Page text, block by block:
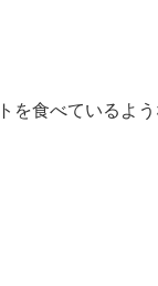
を食べているよ